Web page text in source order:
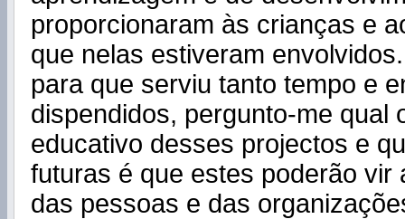
proporcionaram às crianças e
que nelas estiveram
para que serviu tanto tempo e
dispendidos, pergunto-me qual
educativo desses projectos e
futuras é que estes poderão vir
das pessoas e das